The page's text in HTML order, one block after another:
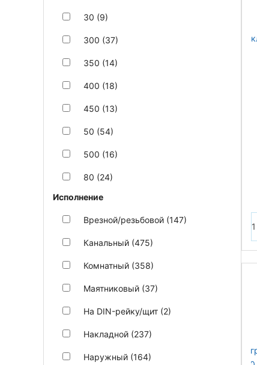
30 (9)
300 (37)
350 (14)
400 (18)
450 (13)
50 (54)
500 (16)
80 (24)
Исполнение
Врезной/резьбовой (147)
Канальный (475)
Комнатный (358)
Маятниковый (37)
На DIN-рейку/щит (2)
Накладной (237)
Наружный (164)